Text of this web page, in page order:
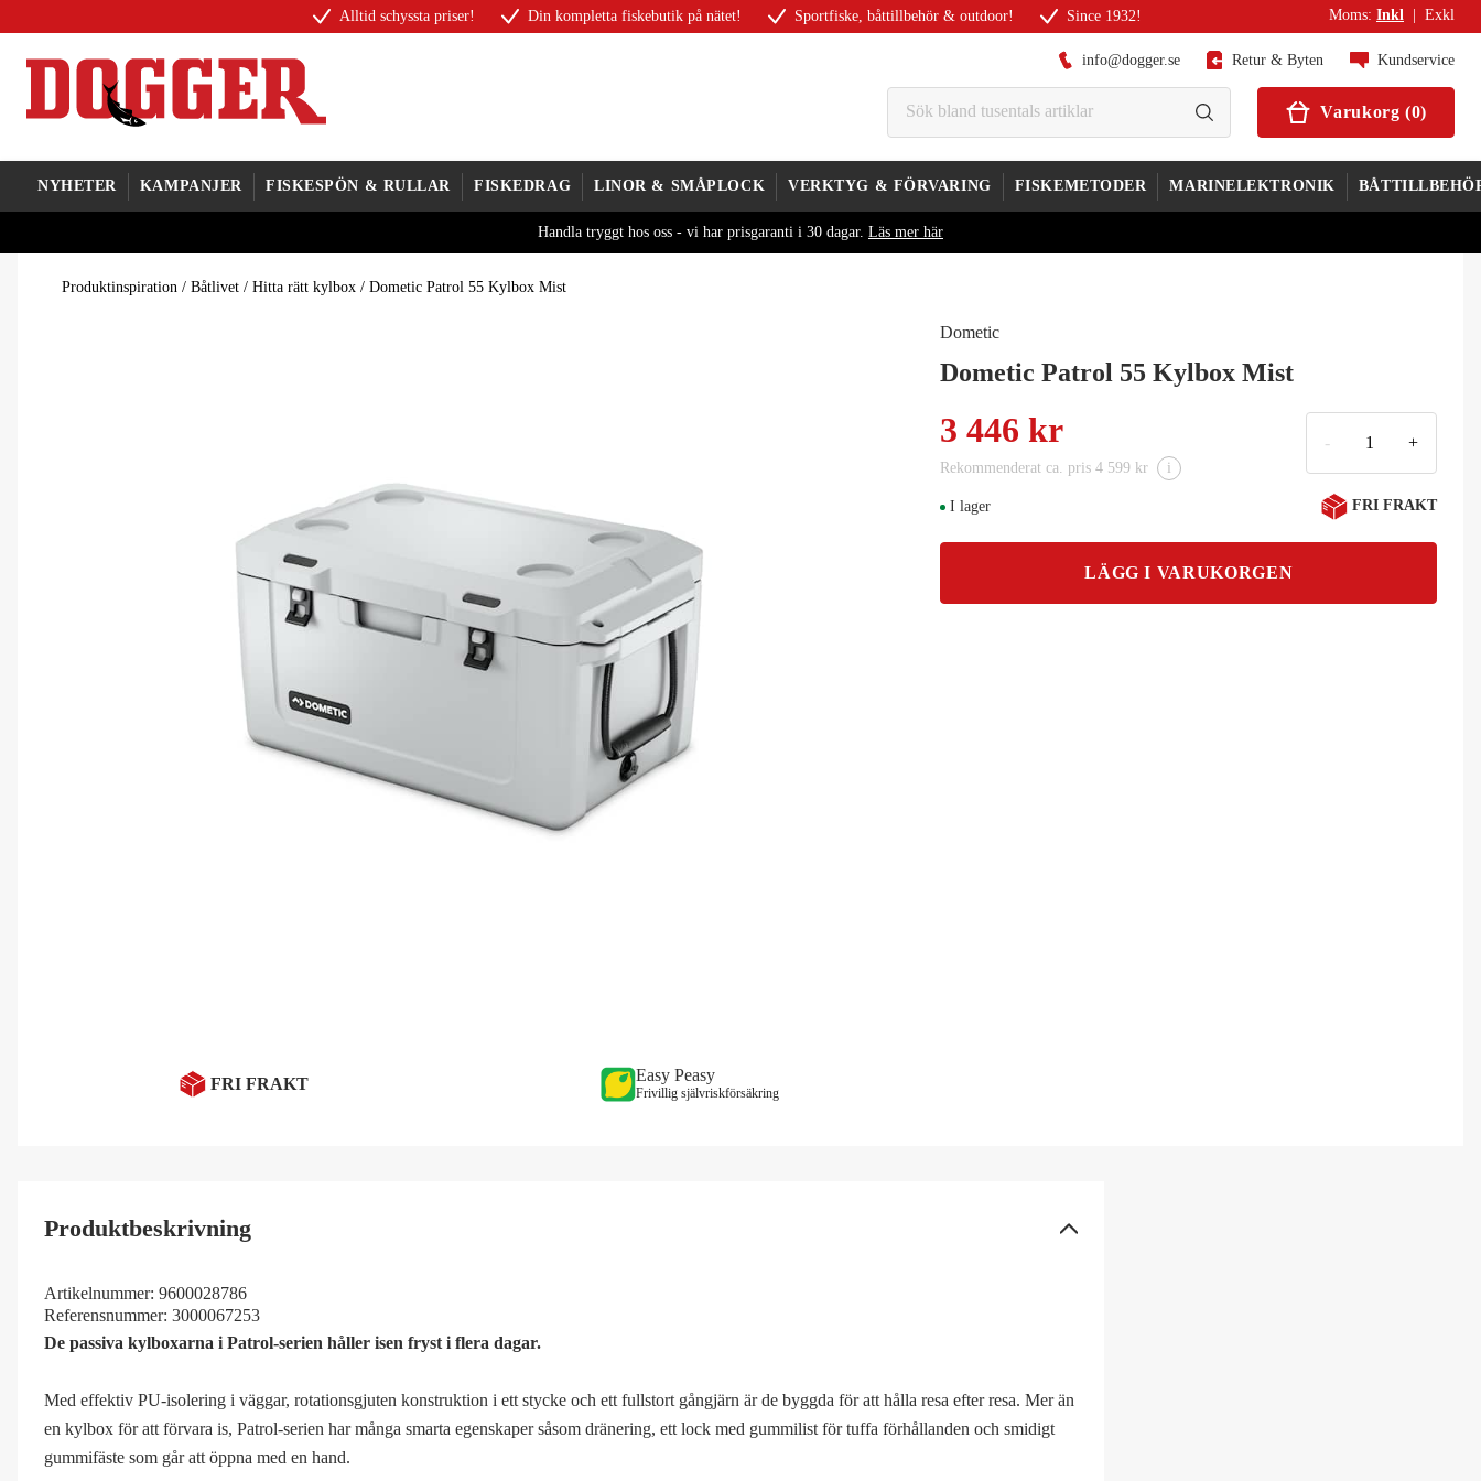
Alltid schyssta priser! Din kompletta fiskebutik på nätet! Sportfiske, båttillbehör & outdoor! Since 1932! Moms: Inkl Exkl
info@dogger.se Retur & Byten Kundservice
Varukorg (0)
NYHETER KAMPANJER FISKESPÖN & RULLAR FISKEDRAG LINOR & SMÅPLOCK VERKTYG & FÖRVARING FISKEMETODER MARINELEKTRONIK
Handla tryggt hos oss - vi har prisgaranti i 30 dagar. Läs mer här
Produktinspiration / Båtlivet / Hitta rätt kylbox / Dometic Patrol 55 Kylbox Mist
FRI FRAKT Easy Peasy
Frivillig självriskförsäkring
Dometic
Dometic Patrol 55 Kylbox Mist
3 446 kr
Rekommenderat ca. pris 4 599 kr i
- +
I lager FRI FRAKT
LÄGG I VARUKORGEN
Produktbeskrivning
Artikelnummer: 9600028786
Referensnummer: 3000067253
De passiva kylboxarna i Patrol-serien håller isen fryst i flera dagar.
Med effektiv PU-isolering i väggar, rotationsgjuten konstruktion i ett stycke och ett fullstort gångjärn är de byggda för att hålla resa efter resa. Mer än
en kylbox för att förvara is, Patrol-serien har många smarta egenskaper såsom dränering, ett lock med gummilist för tuffa förhållanden och smidigt
gummifäste som går att öppna med en hand.